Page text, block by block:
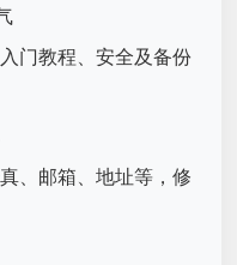
门教程、安全及备份
、邮箱、地址等，修